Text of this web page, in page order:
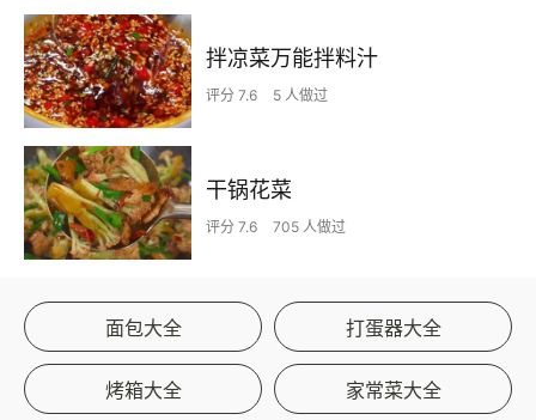
拌凉菜万能拌料汁
评分 7.6 5 人做过
干锅花菜
评分 7.6 705 人做过
面包大全 打蛋器大全
烤箱大全 家常菜大全